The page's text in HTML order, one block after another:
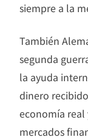
siempre a la
También
segunda
la ayuda
dinero
economía real
mercados